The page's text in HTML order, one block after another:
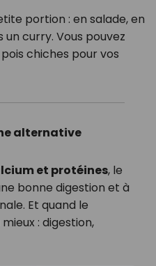
portion : en salade, en
un curry. Vous pouvez
chiches pour vos
alternative
et protéines, le
bonne digestion et à
Et quand le
: digestion,